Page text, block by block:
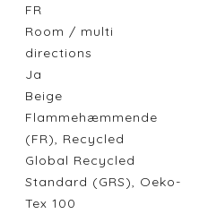
FR
Room / multi
directions
Ja
Beige
Flammehæmmende
(FR), Recycled
Global Recycled
Standard (GRS), Oeko-
Tex 100